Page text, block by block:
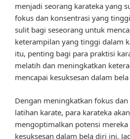
menjadi seorang karateka yang
fokus dan konsentrasi yang
sulit bagi seseorang untuk
keterampilan yang tinggi dalam
itu, penting bagi para praktisi
melatih dan meningkatkan
mencapai kesuksesan dalam
Dengan meningkatkan fokus
latihan karate, para karateka
mengoptimalkan potensi mereka
kesuksesan dalam bela diri ini.